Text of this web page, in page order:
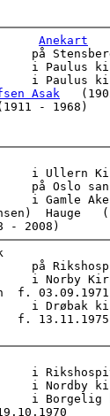
Anekart
på
i Paulus
i Paulus
Asak
i Ullern
på Oslo
i Gamle
Hauge
Asak
på
i Norby
f.
i Drøbak
i
i Nordby
i